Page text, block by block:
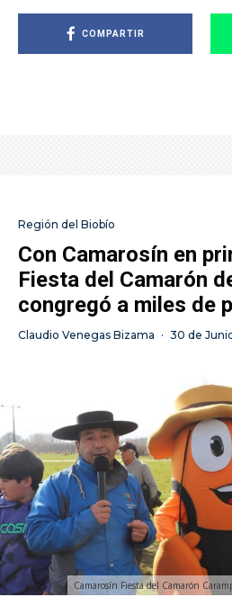
COMPARTIR
Región del Biobío
Con Camarosín en
Fiesta del Camarón
congregó a miles de
Claudio Venegas Bizama · 30 de
Camarosín Fiesta del Camarón